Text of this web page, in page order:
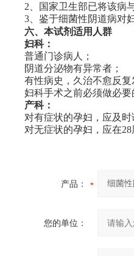
2 、国家卫生部已将该病
3 、鉴于细菌性阴道病对
六、本试剂适用人群
妇科：
普通门诊病人；
阴道分泌物有异常者；
有性病史，久治不愈反复
妇科手术之前必须做必要
产科：
对有症状的孕妇，应及时
对无症状的孕妇，应在28
产品：
您的单位：